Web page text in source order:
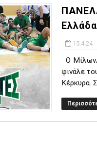
15.4.24
Ο Μίλων/
φινάλε
Κέρκυρα.